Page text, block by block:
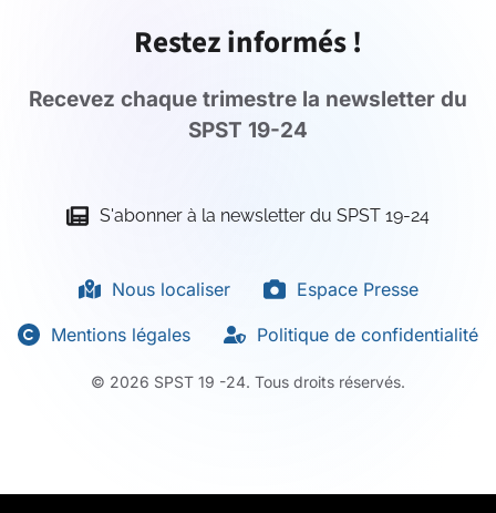
Restez informés !
Recevez chaque trimestre la newsletter du
SPST 19-24
S'abonner à la newsletter du SPST 19-24
Nous localiser Espace Presse
Mentions légales Politique de confidentialité
© 2026 SPST 19 -24. Tous droits réservés.